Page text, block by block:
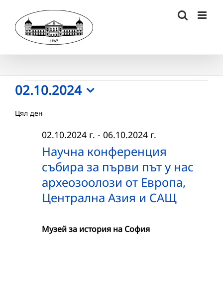
content
Събития
for
02.10.2024
02.10.2024
date.
Цял ден
Научна конференция
събира за първи път у нас
археозоолози от Европа,
Централна Азия и САЩ
02.10.2024 г. - 06.10.2024 г.
Музей за история на София